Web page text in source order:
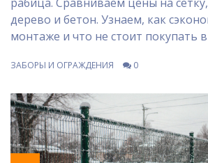
дерево и бетон. Узнаем, как
монтаже и что не стоит покупать
ЗАБОРЫ И ОГРАЖДЕНИЯ 0